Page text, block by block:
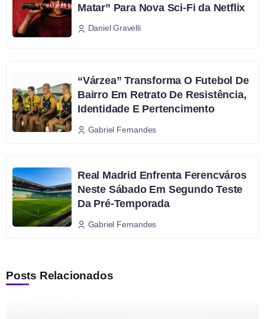
Matar” Para Nova Sci-Fi da Netflix
Daniel Gravelli
“Várzea” Transforma O Futebol De
Bairro Em Retrato De Resistência,
Identidade E Pertencimento
Gabriel Fernandes
Real Madrid Enfrenta Ferencváros
Neste Sábado Em Segundo Teste
Da Pré-Temporada
Gabriel Fernandes
Posts Relacionados